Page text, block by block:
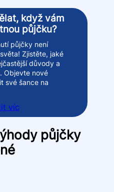
když vám
půjčku?
půjčky není
Zjistěte, jaké
důvody a
Objevte nové
své šance na
víc
půjčky